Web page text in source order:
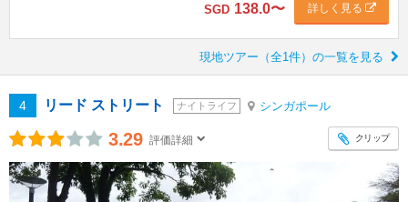
SGD 138.0〜 詳しく見る
現地ツアー（全1件）の一覧を見る
4 リード ストリート ナイトライフ シンガポール
3.29 評価詳細 クリップ